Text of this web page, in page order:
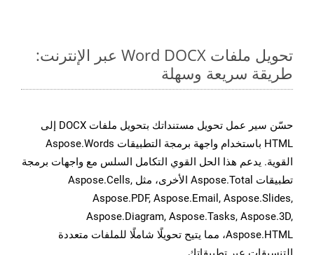
تحويل ملفات Word DOCX عبر الإنترنت:
طريقة سريعة وسهلة
حسّن سير عمل تحويل مستنداتك بتحويل ملفات DOCX إلى
HTML باستخدام واجهة برمجة التطبيقات Aspose.Words
القوية. يدعم هذا الحل القوي التكامل السلس مع واجهات برمجة
تطبيقات Aspose.Total الأخرى، مثل Aspose.Cells,
Aspose.PDF, Aspose.Email, Aspose.Slides,
Aspose.Diagram, Aspose.Tasks, Aspose.3D,
Aspose.HTML، مما يتيح تحويلًا شاملًا للملفات متعددة